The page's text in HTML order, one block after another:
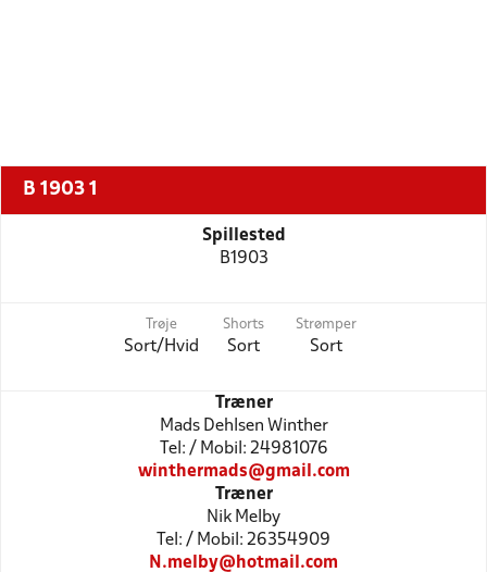
B 1903 1
Spillested
B1903
Trøje
Sort/Hvid
Shorts
Sort
Strømper
Sort
Træner
Mads Dehlsen Winther
Tel: / Mobil: 24981076
winthermads@gmail.com
Træner
Nik Melby
Tel: / Mobil: 26354909
N.melby@hotmail.com